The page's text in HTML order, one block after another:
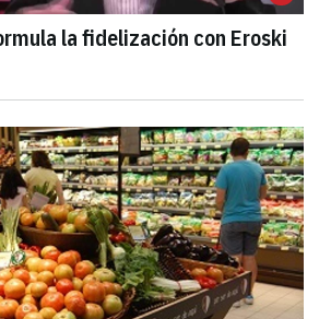
la fidelización con Eroski